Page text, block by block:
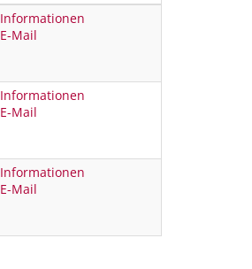
Informationen
E-Mail
Informationen
E-Mail
Informationen
E-Mail